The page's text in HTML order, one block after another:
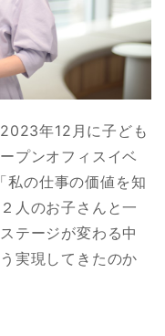
年12月に子ども
プンオフィスイベ
私の仕事の価値を知
人のお子さんと一
テージが変わる中
実現してきたのか